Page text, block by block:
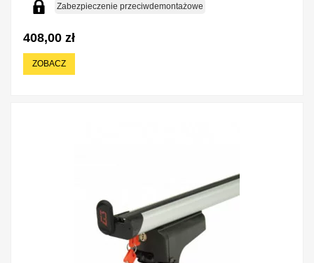
Zabezpieczenie przeciwdemontażowe
408,00 zł
ZOBACZ